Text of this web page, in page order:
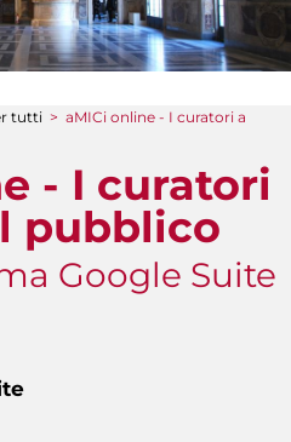
tutti > aMICi online - I curatori a
- I curatori
pubblico
Google Suite